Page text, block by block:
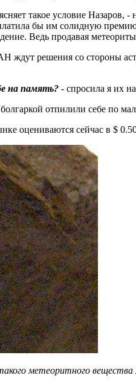
такое условие Назаров,
бы им солидную
Ведь продавая
решения со стороны
на память? - спросила я их
отпилили себе по
оцениваются сейчас в $
метеоритного